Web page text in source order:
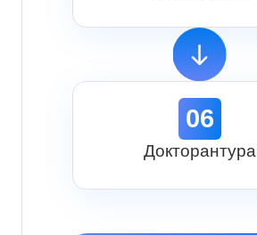
06
Докторантура